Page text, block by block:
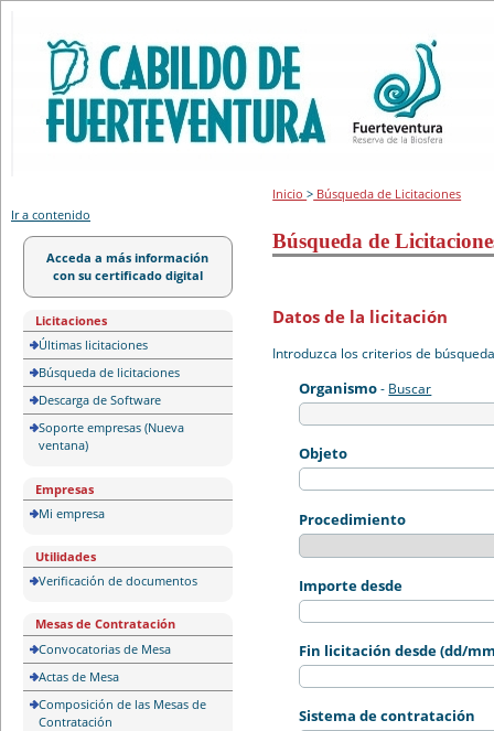
Ir a contenido
Acceda a más información
con su certificado digital
Licitaciones
Últimas licitaciones
Búsqueda de licitaciones
Descarga de Software
Soporte empresas (Nueva
ventana)
Empresas
Mi empresa
Utilidades
Verificación de documentos
Mesas de Contratación
Convocatorias de Mesa
Actas de Mesa
Composición de las Mesas de
Contratación
Inicio> Búsqueda de Licitaciones
Búsqueda de
Introduzca los criterios de
Datos de la licitación
Organismo- Buscar
Objeto
Procedimiento
Importe desde
Fin licitación desde (dd/
Sistema de contratación